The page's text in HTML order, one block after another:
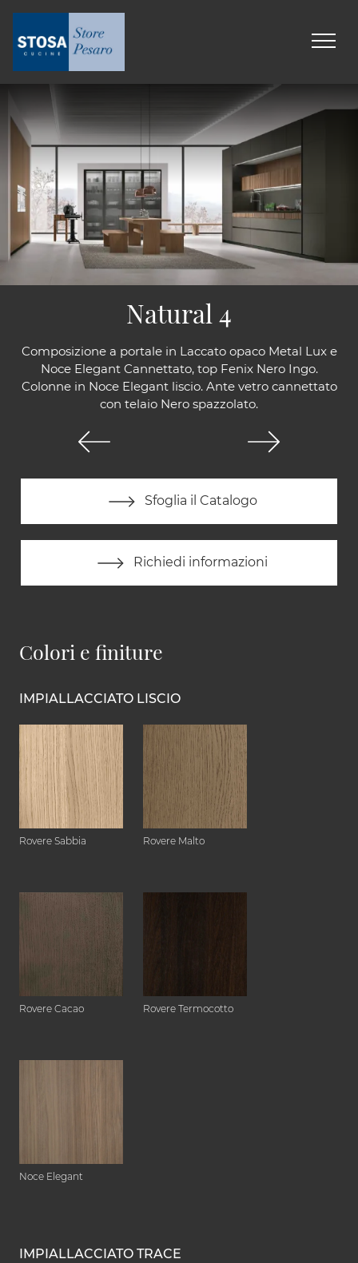
Composizione a portale in Laccato opaco Metal Lux e
Noce Elegant Cannettato, top Fenix Nero Ingo.
Colonne in Noce Elegant liscio. Ante vetro cannettato
con telaio Nero spazzolato.
Sfoglia il Catalogo
Richiedi informazioni
Natural 4
Colori e finiture
IMPIALLACCIATO LISCIO
Rovere Sabbia Rovere Malto
Rovere Cacao Rovere Termocotto
Noce Elegant
IMPIALLACCIATO TRACE